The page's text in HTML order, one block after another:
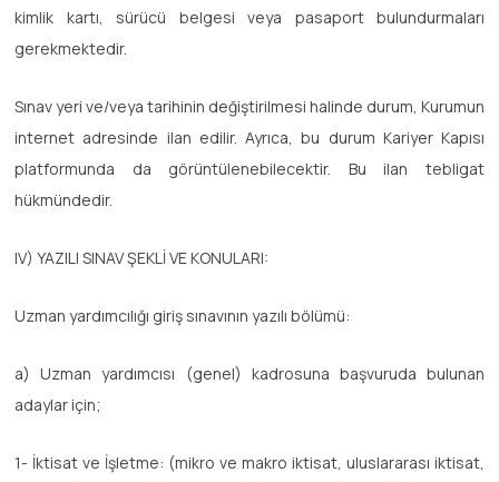
kimlik kartı, sürücü belgesi veya pasaport bulundurmaları
gerekmektedir.
Sınav yeri ve/veya tarihinin değiştirilmesi halinde durum, Kurumun
internet adresinde ilan edilir. Ayrıca, bu durum Kariyer Kapısı
platformunda da görüntülenebilecektir. Bu ilan tebligat
hükmündedir.
IV) YAZILI SINAV ŞEKLİ VE KONULARI:
Uzman yardımcılığı giriş sınavının yazılı bölümü:
a) Uzman yardımcısı (genel) kadrosuna başvuruda bulunan
adaylar için;
1- İktisat ve İşletme: (mikro ve makro iktisat, uluslararası iktisat,